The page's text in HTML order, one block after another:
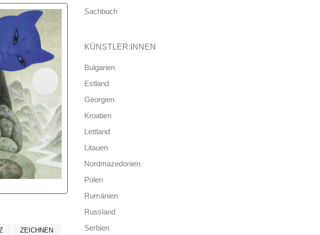
ZEICHNEN
Sachbuch
KÜNSTLER:INNEN
Bulgarien
Estland
Georgien
Kroatien
Lettland
Litauen
Nordmazedonien
Polen
Rumänien
Russland
Serbien